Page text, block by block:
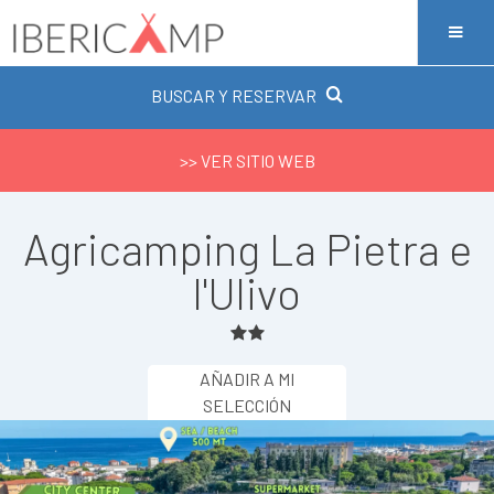
BUSCAR Y RESERVAR
>> VER SITIO WEB
Agricamping La Pietra e
l'Ulivo
AÑADIR A MI
SELECCIÓN